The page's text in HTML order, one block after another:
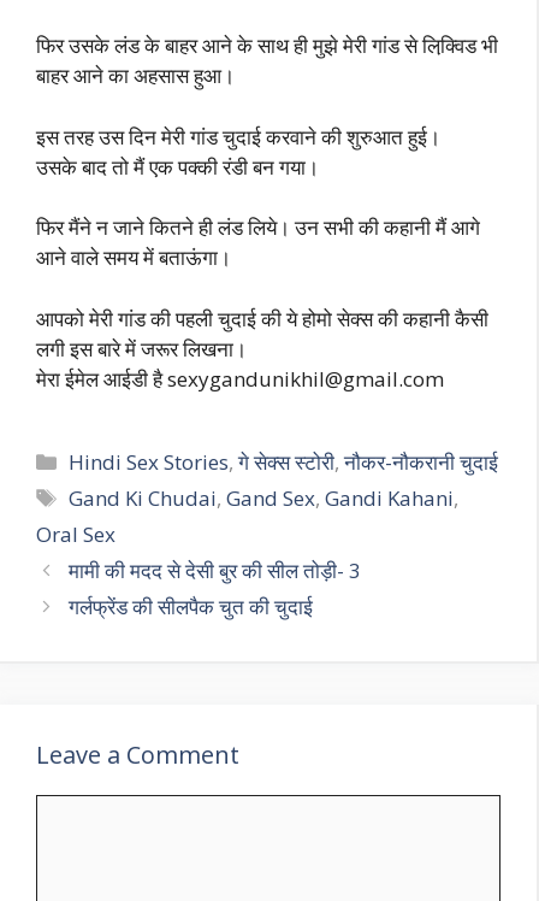
फिर उसके लंड के बाहर आने के साथ ही मुझे मेरी गांड से लिक्वि़ड भी
बाहर आने का अहसास हुआ।
इस तरह उस दिन मेरी गांड चुदाई करवाने की शुरुआत हुई।
उसके बाद तो मैं एक पक्की रंडी बन गया।
फिर मैंने न जाने कितने ही लंड लिये। उन सभी की कहानी मैं आगे
आने वाले समय में बताऊंगा।
आपको मेरी गांड की पहली चुदाई की ये होमो सेक्स की कहानी कैसी
लगी इस बारे में जरूर लिखना।
मेरा ईमेल आईडी हैsexygandunikhil@gmail.com
Categories
Hindi Sex Stories,गे सेक्स स्टोरी,नौकर-नौकरानी चुदाई
Tags
Gand Ki Chudai,Gand Sex,Gandi Kahani,
Oral Sex
मामी की मदद से देसी बुर की सील तोड़ी- 3
गर्लफ्रेंड की सीलपैक चुत की चुदाई
Leave a Comment